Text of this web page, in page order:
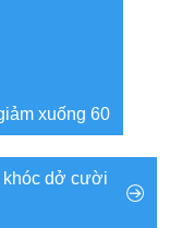
xuống 60
khóc dở cười